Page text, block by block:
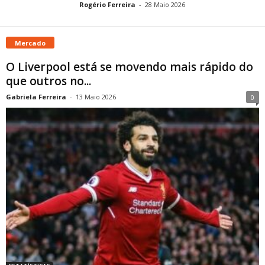
Rogério Ferreira - 28 Maio 2026
Mercado
O Liverpool está se movendo mais rápido do
que outros no...
Gabriela Ferreira - 13 Maio 2026 0